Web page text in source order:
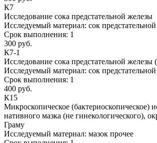
К7
Исследование сока предстательной железы
Исследуемый материал: сок
Срок выполнения: 1
300 руб.
К7-1
Исследование сока предстательной железы
Исследуемый материал: сок
Срок выполнения: 1
400 руб.
К15
Микроскопическое (бактериоскопическое)
нативного мазка (не гинекологического),
Граму
Исследуемый материал: мазок прочее